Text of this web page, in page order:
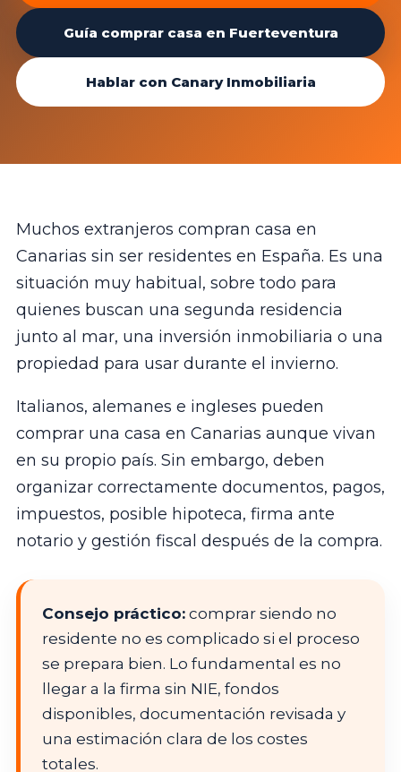
Guía comprar casa en Fuerteventura
Hablar con Canary Inmobiliaria
Muchos extranjeros compran casa en
Canarias sin ser residentes en España. Es una
situación muy habitual, sobre todo para
quienes buscan una segunda residencia
junto al mar, una inversión inmobiliaria o una
propiedad para usar durante el invierno.
Italianos, alemanes e ingleses pueden
comprar una casa en Canarias aunque vivan
en su propio país. Sin embargo, deben
organizar correctamente documentos, pagos,
impuestos, posible hipoteca, firma ante
notario y gestión fiscal después de la compra.
Consejo práctico:comprar siendo no
residente no es complicado si el proceso
se prepara bien. Lo fundamental es no
llegar a la firma sin NIE, fondos
disponibles, documentación revisada y
una estimación clara de los costes
totales.